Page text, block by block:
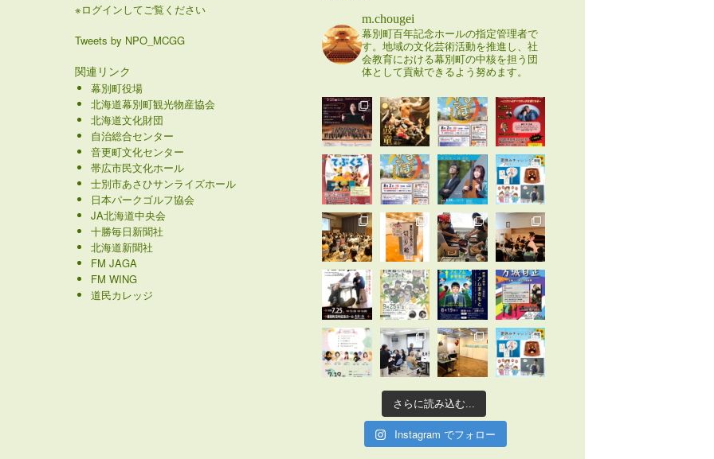
※ログインしてご覧ください
Tweets by NPO_MCGG
関連リンク
幕別町役場
北海道幕別町観光物産協会
北海道文化財団
自治総合センター
音更町文化センター
帯広市民文化ホール
士別市あさひサンライズホール
日本パークゴルフ協会
JA北海道中央会
十勝毎日新聞社
北海道新聞社
FM JAGA
FM WING
道民カレッジ
m.chougei
幕別町百年記念ホールの指定管理者で
す。地域の文化芸術活動を推進し、社
会教育における幕別町の中核を担う団
体として貢献できるよう努めます。
さらに読み込む...
Instagram でフォロー